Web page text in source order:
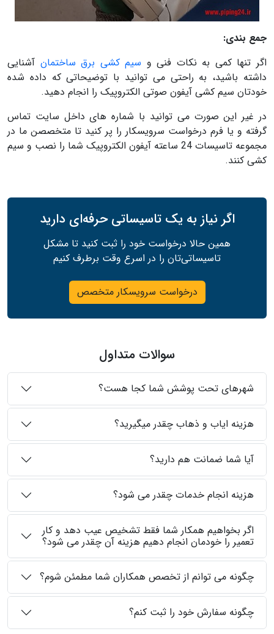
جمع بندی:
اگر تنها کمی به نکات فنی و سیم کشی برق ساختمان آشنایی
داشته باشید، به راحتی می توانید با توضیحاتی که داده شده
خودتان سیم کشی آیفون صوتی الکتروپیک را انجام دهید.
در غیر این صورت می توانید با شماره های داخل سایت تماس
گرفته و یا فرم درخواست سرویسکار را پر کنید تا متخصصن ما در
مجموعه تاسیسات 24 ساعته آیفون الکتروپیک شما را نصب و سیم
کشی کنند.
اگر نیاز به یک تاسیساتی حرفه‌ای دارید
همین حالا درخواست خود را ثبت کنید تا مشکل
تاسیساتی‌تان را در اسرع وقت برطرف کنیم
درخواست سرویسکار متخصص
سوالات متداول
شهرهای تحت پوشش شما کجا هست؟
هزینه ایاب و ذهاب چقدر میگیرید؟
آیا شما ضمانت هم دارید؟
هزینه انجام خدمات چقدر می شود؟
اگر بخواهیم همکار شما فقط تشخیص عیب دهد و کار
تعمیر را خودمان انجام دهیم هزینه آن چقدر می شود؟
چگونه می توانم از تخصص همکاران شما مطمئن شوم؟
چگونه سفارش خود را ثبت کنم؟